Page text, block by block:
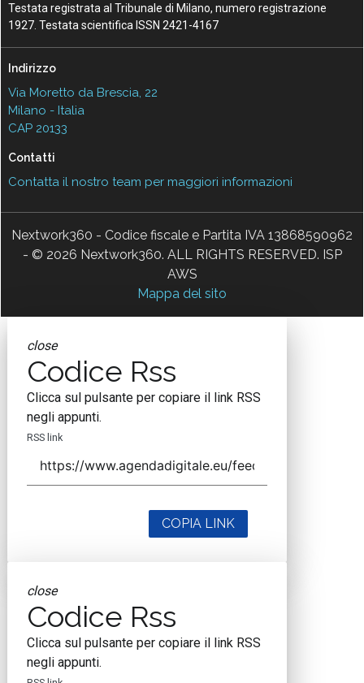
Testata registrata al Tribunale di Milano, numero registrazione
1927. Testata scientifica ISSN 2421-4167
Indirizzo
Via Moretto da Brescia, 22
Milano - Italia
CAP 20133
Contatti
Contatta il nostro team per maggiori informazioni
Nextwork360 - Codice fiscale e Partita IVA 13868590962
- © 2026 Nextwork360. ALL RIGHTS RESERVED. ISP
AWS
Mappa del sito
close
Codice Rss
Clicca sul pulsante per copiare il link RSS
negli appunti.
RSS link
COPIA LINK
close
Codice Rss
Clicca sul pulsante per copiare il link RSS
negli appunti.